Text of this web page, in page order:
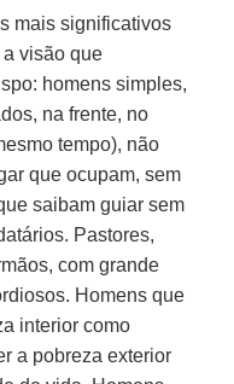
mais significativos
visão que
homens simples,
na frente, no
tempo), não
que ocupam, sem
saibam guiar sem
Pastores,
com grande
Homens que
interior como
a pobreza exterior